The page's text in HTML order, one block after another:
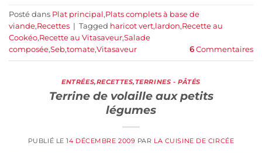
Posté dans Plat principal,Plats complets à base de
viande,Recettes | Tagged haricot vert,lardon,Recette au
Cookéo,Recette au Vitasaveur,Salade
composée,Seb,tomate,Vitasaveur 6 Commentaires
ENTRÉES,RECETTES,TERRINES - PÂTÉS
Terrine de volaille aux petits
légumes
PUBLIÉ LE14 DÉCEMBRE 2009 PAR LA CUISINE DE CIRCÉE